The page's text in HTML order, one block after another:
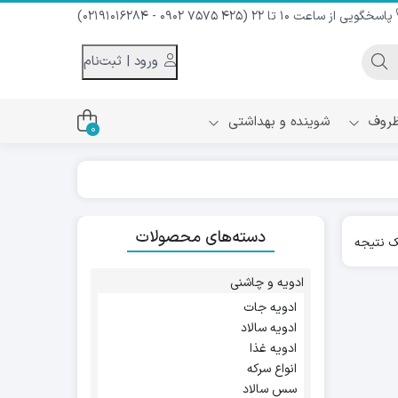
پاسخگویی از ساعت 10 تا 22 (425 7575 0902 - 02191016284)
سرد
شوینده و بهداشتی 0
نتیجه دسته‌های محصولات
ادویه و چاشنی
ادویه جات
ادویه سالاد
ادویه غذا
انواع سرکه
سس سالاد